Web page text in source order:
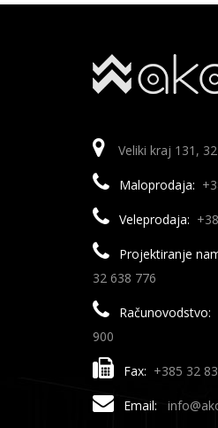
Veliki kraj 131,
Maloprodaja:
Veleprodaja:
Projektiranje
32 638 776
Računovodstvo:
900
Fax: +385 32
Email: